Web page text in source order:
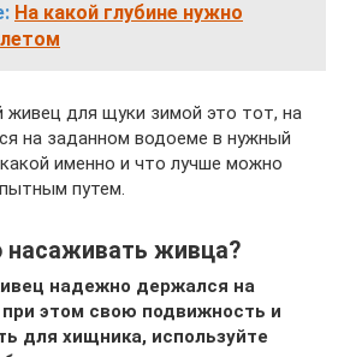
На какой глубине нужно
живец для щуки зимой это тот, на
на заданном водоеме в нужный
именно и что лучше можно
путем.
насаживать живца?
надежно держался на
этом свою подвижность и
для хищника, используйте